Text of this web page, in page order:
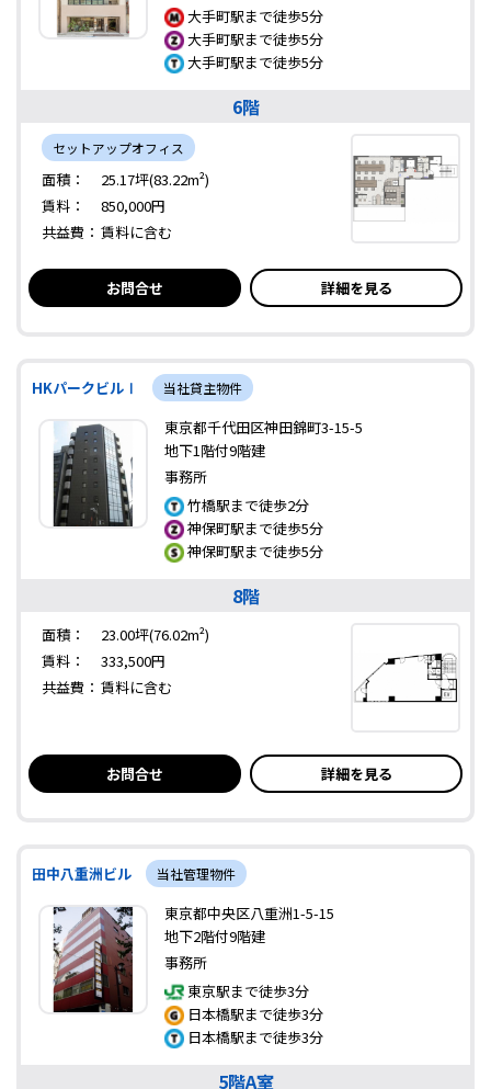
大手町駅まで徒歩5分
大手町駅まで徒歩5分
大手町駅まで徒歩5分
6階
セットアップオフィス
面積：
25.17坪(83.22m²)
賃料：
850,000円
共益費： 賃料に含む
お問合せ 詳細を見る
HKパークビルⅠ 当社貸主物件
東京都千代田区神田錦町3-15-5
地下1階付9階建
事務所
竹橋駅まで徒歩2分
神保町駅まで徒歩5分
神保町駅まで徒歩5分
8階
面積：
23.00坪(76.02m²)
賃料：
333,500円
共益費： 賃料に含む
お問合せ 詳細を見る
田中八重洲ビル 当社管理物件
東京都中央区八重洲1-5-15
地下2階付9階建
事務所
東京駅まで徒歩3分
日本橋駅まで徒歩3分
日本橋駅まで徒歩3分
5階A室